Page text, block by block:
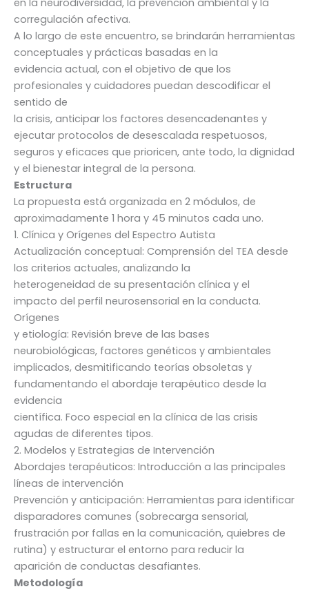
corregulación afectiva.
A lo largo de este encuentro, se brindarán herramientas
conceptuales y prácticas basadas en la
evidencia actual, con el objetivo de que los
profesionales y cuidadores puedan descodificar el
sentido de
la crisis, anticipar los factores desencadenantes y
ejecutar protocolos de desescalada respetuosos,
seguros y eficaces que prioricen, ante todo, la dignidad
y el bienestar integral de la persona.
Estructura
La propuesta está organizada en 2 módulos, de
aproximadamente 1 hora y 45 minutos cada uno.
1. Clínica y Orígenes del Espectro Autista
Actualización conceptual: Comprensión del TEA desde
los criterios actuales, analizando la
heterogeneidad de su presentación clínica y el
impacto del perfil neurosensorial en la conducta.
Orígenes
y etiología: Revisión breve de las bases
neurobiológicas, factores genéticos y ambientales
implicados, desmitificando teorías obsoletas y
fundamentando el abordaje terapéutico desde la
evidencia
científica. Foco especial en la clínica de las crisis
agudas de diferentes tipos.
2. Modelos y Estrategias de Intervención
Abordajes terapéuticos: Introducción a las principales
líneas de intervención
Prevención y anticipación: Herramientas para identificar
disparadores comunes (sobrecarga sensorial,
frustración por fallas en la comunicación, quiebres de
rutina) y estructurar el entorno para reducir la
aparición de conductas desafiantes.
Metodología